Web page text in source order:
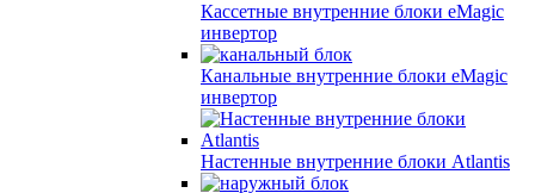
Кассетные внутренние блоки eMagic
инвертор
Канальные внутренние блоки eMagic
инвертор
Настенные внутренние блоки Atlantis